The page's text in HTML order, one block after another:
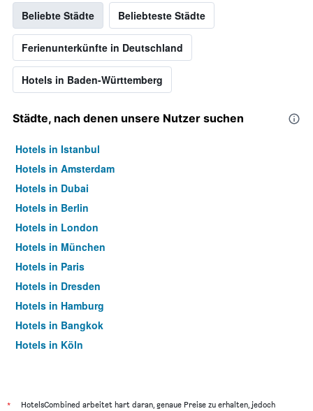
Beliebte Städte Beliebteste Städte
Ferienunterkünfte in Deutschland
Hotels in Baden-Württemberg
Städte, nach denen unsere Nutzer suchen
Hotels in Istanbul
Hotels in Amsterdam
Hotels in Dubai
Hotels in Berlin
Hotels in London
Hotels in München
Hotels in Paris
Hotels in Dresden
Hotels in Hamburg
Hotels in Bangkok
Hotels in Köln
*
HotelsCombined arbeitet hart daran, genaue Preise zu erhalten, jedoch